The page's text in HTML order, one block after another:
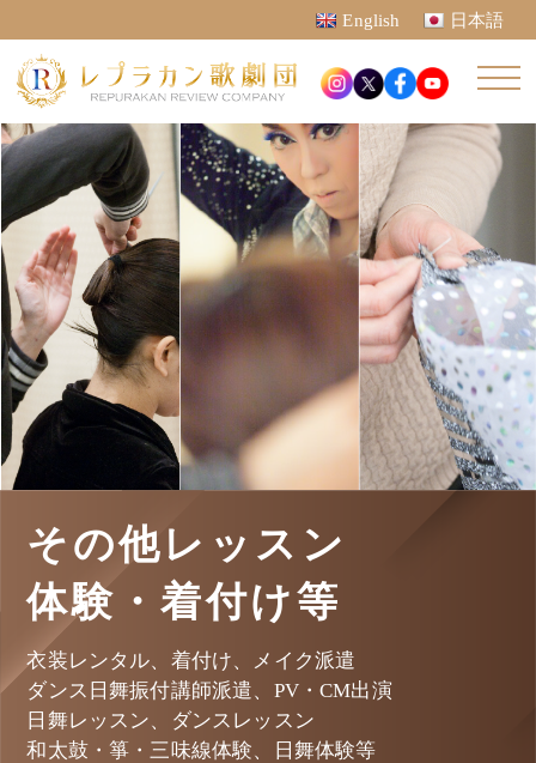
English 日本語
その他レッスン
体験・着付け等
衣装レンタル、着付け、メイク派遣
ダンス日舞振付講師派遣、PV・CM出演
日舞レッスン、ダンスレッスン
和太鼓・箏・三味線体験、日舞体験等